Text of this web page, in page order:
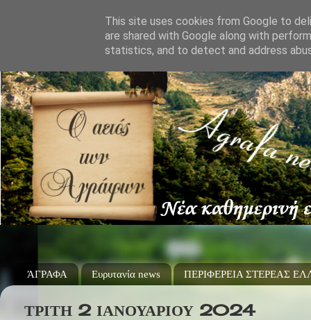
ΆΓΡΑΦΑ Ευρυτανία news ΠΕΡΙΦΕΡΕΙΑ ΣΤΕΡΕΑΣ
ΤΡΊΤΗ 2 ΙΑΝΟΥΑΡΊΟΥ 2024
This site uses cookies from Google to
are shared with Google along with
statistics, and to detect and address